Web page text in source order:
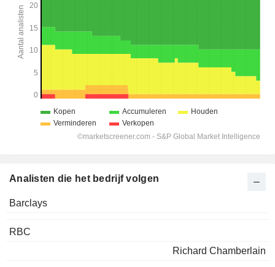
Analisten die het bedrijf volgen
Barclays
RBC
Richard Chamberlain